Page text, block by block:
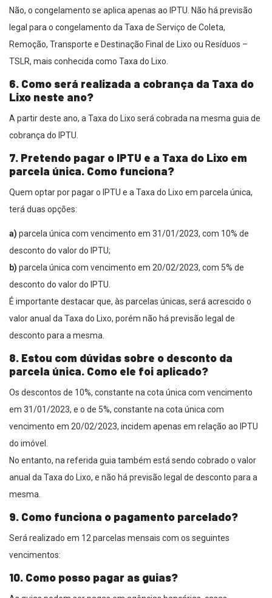
Não, o congelamento se aplica apenas ao IPTU. Não há previsão
legal para o congelamento da Taxa de Serviço de Coleta,
Remoção, Transporte e Destinação Final de Lixo ou Resíduos –
TSLR, mais conhecida como Taxa do Lixo.
6. Como será realizada a cobrança da Taxa do
Lixo neste ano?
A partir deste ano, a Taxa do Lixo será cobrada na mesma guia de
cobrança do IPTU.
7. Pretendo pagar o IPTU e a Taxa do Lixo em
parcela única. Como funciona?
Quem optar por pagar o IPTU e a Taxa do Lixo em parcela única,
terá duas opções:
a) parcela única com vencimento em 31/01/2023, com 10% de
desconto do valor do IPTU;
b) parcela única com vencimento em 20/02/2023, com 5% de
desconto do valor do IPTU.
É importante destacar que, às parcelas únicas, será acrescido o
valor anual da Taxa do Lixo, porém não há previsão legal de
desconto para a mesma.
8. Estou com dúvidas sobre o desconto da
parcela única. Como ele foi aplicado?
Os descontos de 10%, constante na cota única com vencimento
em 31/01/2023, e o de 5%, constante na cota única com
vencimento em 20/02/2023, incidem apenas em relação ao IPTU
do imóvel.
No entanto, na referida guia também está sendo cobrado o valor
anual da Taxa do Lixo, e não há previsão legal de desconto para a
mesma.
9. Como funciona o pagamento parcelado?
Será realizado em 12 parcelas mensais com os seguintes
vencimentos:
10. Como posso pagar as guias?